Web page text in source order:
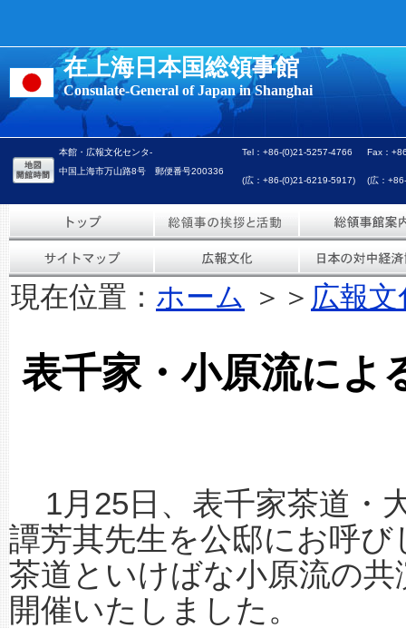
在上海日本国総領事館
Consulate-General of Japan in Shanghai
本館・広報文化センタ- Tel：+86-(0)21-5257-4766
Fax：
中国上海市万山路8号 郵便番号200336
(広：+86-(0)21-6219-5917)
(広：
現在位置： ホーム ＞＞ 広報
表千家・小原流によ
1月25日、表千家茶道・
譚芳其先生を公邸にお呼
茶道といけばな小原流の
開催いたしました。